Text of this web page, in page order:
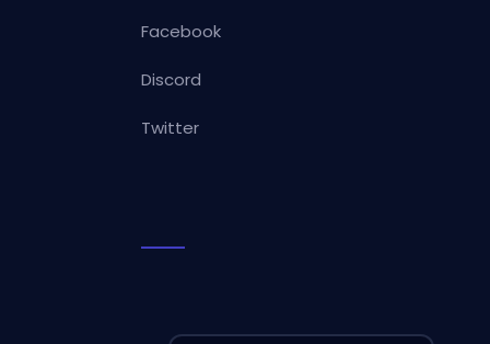
Facebook
Discord
Twitter